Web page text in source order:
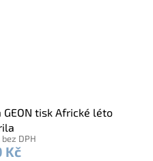
tisk Africké léto
bez DPH
Kč